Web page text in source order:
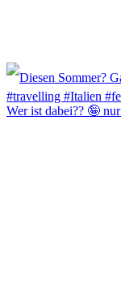
Wer ist dabei?? 🤪